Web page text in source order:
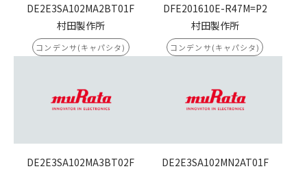
DE2E3SA102MA2BT01F
村田製作所
コンデンサ(キャパシタ)
DFE201610E-R47M=P2
村田製作所
コンデンサ(キャパシタ)
DE2E3SA102MA3BT02F
DE2E3SA102MN2AT01F